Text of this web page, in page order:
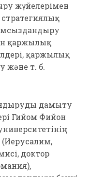
жүйелерімен
қаржылық
қаржылық
және т. б.
дамыту
Гийом Фийон
(Иерусалим,
доктор